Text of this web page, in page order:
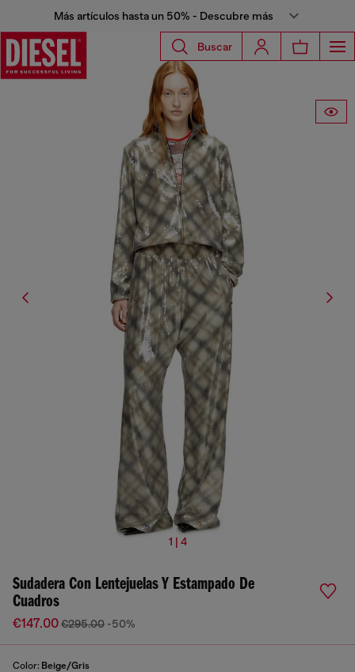
Más artículos hasta un 50% - Descubre más
Buscar
1 | 4
Sudadera Con Lentejuelas Y Estampado De
Cuadros
€147.00€295.00 -50%
Color: Beige/Gris